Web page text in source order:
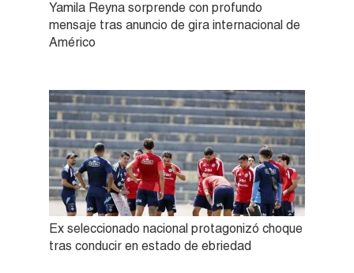
Yamila Reyna sorprende con profundo
mensaje tras anuncio de gira internacional de
Américo
Ex seleccionado nacional protagonizó choque
tras conducir en estado de ebriedad